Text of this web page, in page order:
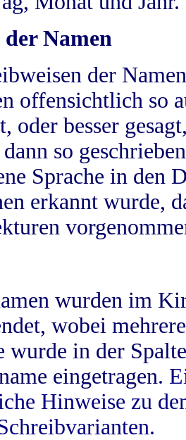
der Namen
der
offensichtlich so
oder besser
dann so
Sprache in
erkannt wurde,
wurden im
wobei
wurde in der
eingetragen.
Hinweise zu